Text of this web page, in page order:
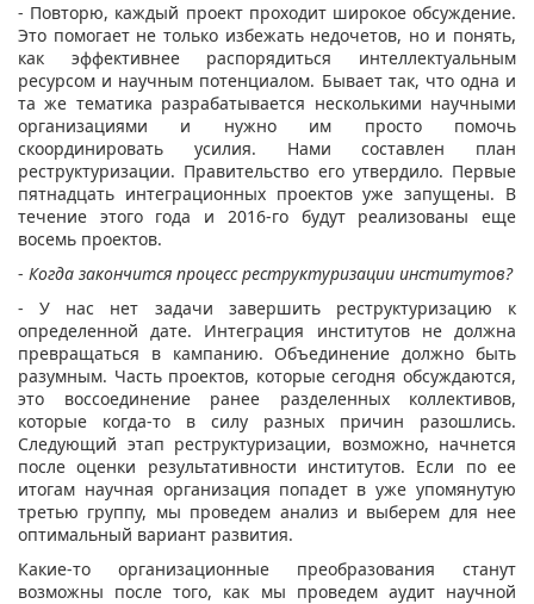
- Повторю, каждый проект проходит широкое обсуждение.
Это помогает не только избежать недочетов, но и понять,
как эффективнее распорядиться интеллектуальным
ресурсом и научным потенциалом. Бывает так, что одна и
та же тематика разрабатывается несколькими научными
организациями и нужно им просто помочь
скоординировать усилия. Нами составлен план
реструктуризации. Правительство его утвердило. Первые
пятнадцать интеграционных проектов уже запущены. В
течение этого года и 2016-го будут реализованы еще
восемь проектов.
- Когда закончится процесс реструктуризации институтов?
- У нас нет задачи завершить реструктуризацию к
определенной дате. Интеграция институтов не должна
превращаться в кампанию. Объединение должно быть
разумным. Часть проектов, которые сегодня обсуждаются,
это воссоединение ранее разделенных коллективов,
которые когда-то в силу разных причин разошлись.
Следующий этап реструктуризации, возможно, начнется
после оценки результативности институтов. Если по ее
итогам научная организация попадет в уже упомянутую
третью группу, мы проведем анализ и выберем для нее
оптимальный вариант развития.
Какие-то организационные преобразования станут
возможны после того, как мы проведем аудит научной